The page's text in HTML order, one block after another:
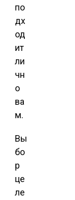
по
дх
од
ит
ли
чн
о
ва
м.
Вы
бо
р
це
ле